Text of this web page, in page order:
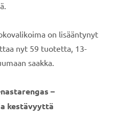
on lisääntynyt
nyt 59 tuotetta, 13-
saakka.
–
kestävyyttä